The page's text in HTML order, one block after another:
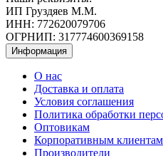
ИП Груздяев М.М.
ИНН: 772620079706
ОГРНИП: 317774600369158
Информация
О нас
Доставка и оплата
Условия соглашения
Политика обработки
Оптовикам
Корпоративным клиентам
Производители